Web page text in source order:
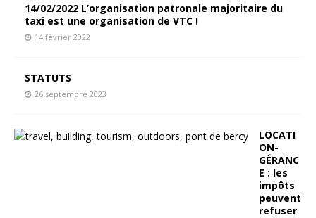
14/02/2022 L’organisation patronale majoritaire du
taxi est une organisation de VTC !
14 février 2022
STATUTS
26 septembre 2023
LOCATI
ON-
GÉRANC
E : les
impôts
peuvent
refuser